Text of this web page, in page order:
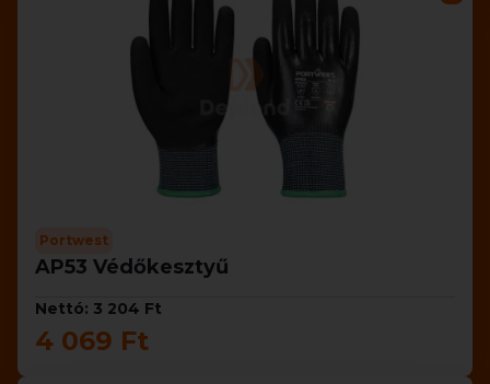
Portwest
AP53 Védőkesztyű
Nettó: 3 204 Ft
4 069 Ft